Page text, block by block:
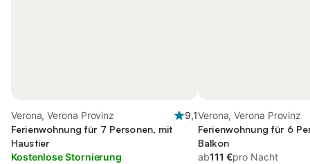
Verona, Verona Provinz
9,1
Ferienwohnung für 7 Personen, mit
Haustier
Kostenlose Stornierung
Verona, Verona Provinz
Ferienwohnung für 6
Balkon
ab111 €pro Nacht